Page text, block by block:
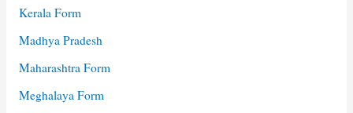
Kerala Form
Madhya Pradesh
Maharashtra Form
Meghalaya Form